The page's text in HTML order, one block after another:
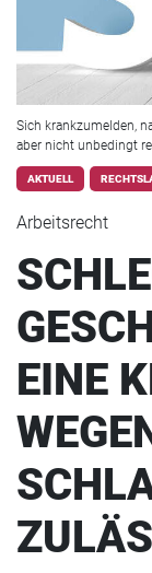
Sich krankzumelden,
aber nicht unbedingt
AKTUELL
Arbeitsrecht
EINE